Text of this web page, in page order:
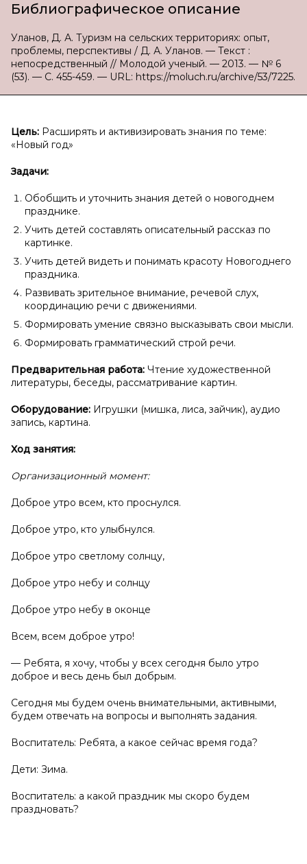
Библиографическое описание
Уланов, Д. А. Туризм на сельских территориях: опыт,
проблемы, перспективы / Д. А. Уланов. — Текст :
непосредственный // Молодой ученый. — 2013. — № 6
(53). — С. 455-459. — URL: https://moluch.ru/archive/53/7225.
Цель: Расширять и активизировать знания по теме:
«Новый год»
Задачи:
Обобщить и уточнить знания детей о новогоднем
празднике.
Учить детей составлять описательный рассказ по
картинке.
Учить детей видеть и понимать красоту Новогоднего
праздника.
Развивать зрительное внимание, речевой слух,
координацию речи с движениями.
Формировать умение связно высказывать свои мысли.
Формировать грамматический строй речи.
Предварительная работа: Чтение художественной
литературы, беседы, рассматривание картин.
Оборудование: Игрушки (мишка, лиса, зайчик), аудио
запись, картина.
Ход занятия:
Организационный момент:
Доброе утро всем, кто проснулся.
Доброе утро, кто улыбнулся.
Доброе утро светлому солнцу,
Доброе утро небу и солнцу
Доброе утро небу в оконце
Всем, всем доброе утро!
— Ребята, я хочу, чтобы у всех сегодня было утро
доброе и весь день был добрым.
Сегодня мы будем очень внимательными, активными,
будем отвечать на вопросы и выполнять задания.
Воспитатель: Ребята, а какое сейчас время года?
Дети: Зима.
Воспитатель: а какой праздник мы скоро будем
праздновать?